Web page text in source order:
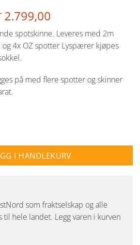
pris
3.199,00.
2.799,00
pris
er:
kr 2.799,00.
spotskinne. Leveres med 2m
4x OZ spotter Lyspærer kjøpes
på med flere spotter og skinner
2 meter - Sort/Gull antall
I HANDLEKURV
som fraktselskap og alle
til hele landet. Legg varen i kurven